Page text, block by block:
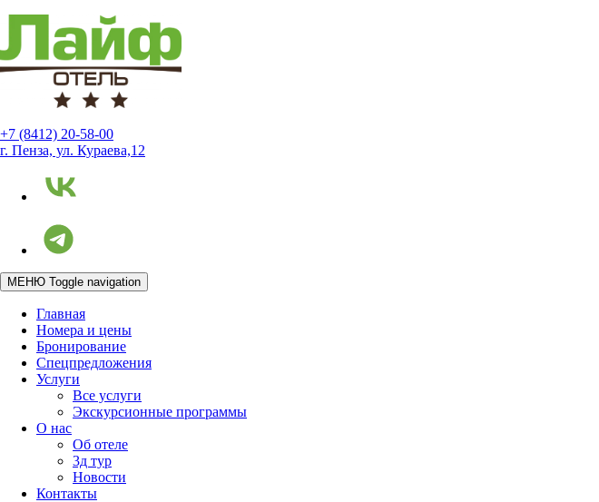
+7 (8412) 20-58-00
г. Пенза, ул. Кураева,12
МЕНЮ Toggle navigation
Главная
Номера и цены
Бронирование
Спецпредложения
Услуги
Все услуги
Экскурсионные программы
O нас
Об отеле
3д тур
Новости
Контакты